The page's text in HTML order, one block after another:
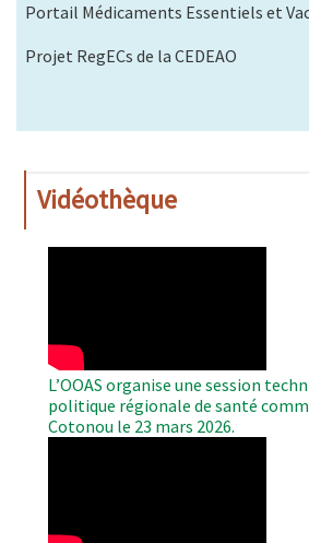
Portail Médicaments Essentiels et
Projet RegECs de la CEDEAO
Vidéothèque
L’OOAS organise une session
politique régionale de santé
Cotonou le 23 mars 2026.